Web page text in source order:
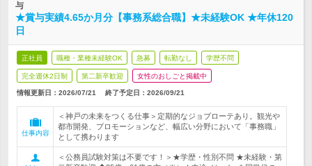
与
★賞与実績4.65か月分【事務系総合職】★未経験OK ★年休120
日
正社員 職種・業種未経験OK 急募 転勤なし 学歴不問
完全週休2日制 第二新卒歓迎 女性のおしごと掲載中
情報更新日：2026/07/21 終了予定日： 2026/09/21
仕事内容
＜神戸の未来をつくる仕事＞定期的なジョブローテあり。観光や
都市開発、プロモーションなど、幅広い分野において「事務職」
として携わります
＜公務員試験対策は不要です！＞★学歴・性別不問 ★未経験・第